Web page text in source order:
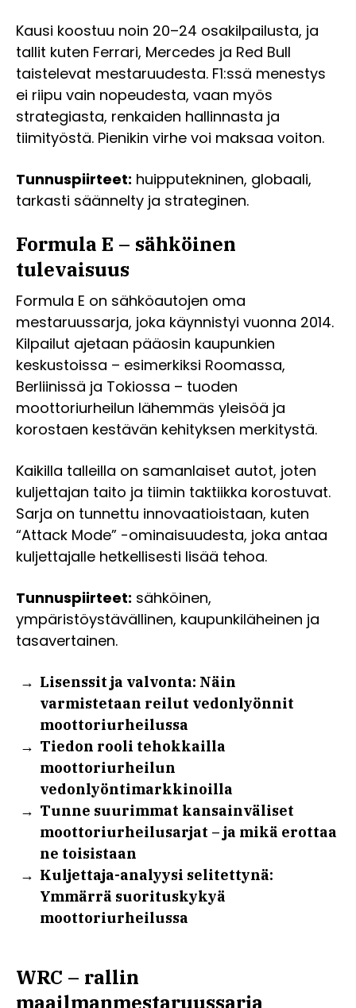
Kausi koostuu noin 20–24 osakilpailusta, ja
tallit kuten Ferrari, Mercedes ja Red Bull
taistelevat mestaruudesta. F1:ssä menestys
ei riipu vain nopeudesta, vaan myös
strategiasta, renkaiden hallinnasta ja
tiimityöstä. Pienikin virhe voi maksaa voiton.
Tunnuspiirteet: huipputekninen, globaali,
tarkasti säännelty ja strateginen.
Formula E – sähköinen
tulevaisuus
Formula E on sähköautojen oma
mestaruussarja, joka käynnistyi vuonna 2014.
Kilpailut ajetaan pääosin kaupunkien
keskustoissa – esimerkiksi Roomassa,
Berliinissä ja Tokiossa – tuoden
moottoriurheilun lähemmäs yleisöä ja
korostaen kestävän kehityksen merkitystä.
Kaikilla talleilla on samanlaiset autot, joten
kuljettajan taito ja tiimin taktiikka korostuvat.
Sarja on tunnettu innovaatioistaan, kuten
“Attack Mode” -ominaisuudesta, joka antaa
kuljettajalle hetkellisesti lisää tehoa.
Tunnuspiirteet: sähköinen,
ympäristöystävällinen, kaupunkiläheinen ja
tasavertainen.
Lisenssit ja valvonta: Näin
varmistetaan reilut vedonlyönnit
moottoriurheilussa
Tiedon rooli tehokkailla
moottoriurheilun
vedonlyöntimarkkinoilla
Tunne suurimmat kansainväliset
moottoriurheilusarjat – ja mikä erottaa
ne toisistaan
Kuljettaja-analyysi selitettynä:
Ymmärrä suorituskykyä
moottoriurheilussa
WRC – rallin
maailmanmestaruussarja